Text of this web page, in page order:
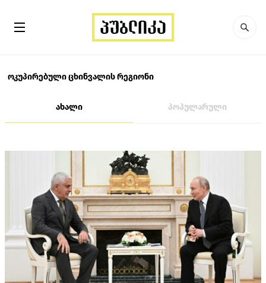
ოკუპირებული ცხინვალის რეგიონი
ახალი პოპულარული